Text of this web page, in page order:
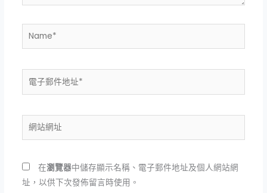
Name*
電
*
址
在瀏覽器中儲存顯示名稱、電子郵件地址及個人網站網
址，以供下次發佈留言時使用。